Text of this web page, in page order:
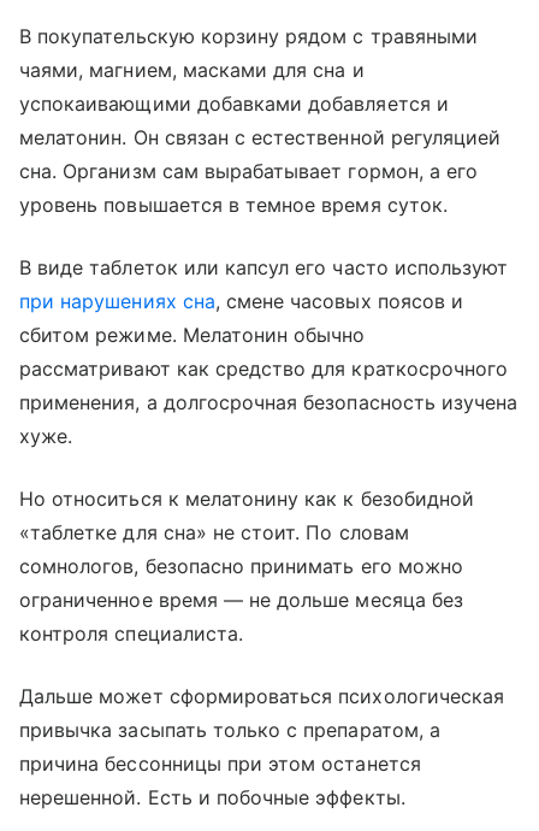
В покупательскую корзину рядом с травяными
чаями, магнием, масками для сна и
успокаивающими добавками добавляется и
мелатонин. Он связан с естественной регуляцией
сна. Организм сам вырабатывает гормон, а его
уровень повышается в темное время суток.
В виде таблеток или капсул его часто используют
при нарушениях сна, смене часовых поясов и
сбитом режиме. Мелатонин обычно
рассматривают как средство для краткосрочного
применения, а долгосрочная безопасность изучена
хуже.
Но относиться к мелатонину как к безобидной
«таблетке для сна» не стоит. По словам
сомнологов, безопасно принимать его можно
ограниченное время — не дольше месяца без
контроля специалиста.
Дальше может сформироваться психологическая
привычка засыпать только с препаратом, а
причина бессонницы при этом останется
нерешенной. Есть и побочные эффекты.